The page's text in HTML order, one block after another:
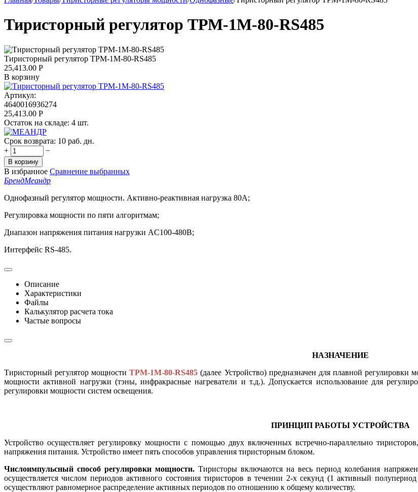
Тиристорный регулятор ТРМ-1М-80-RS485
Тиристорный регулятор ТРМ-1М-80-RS485
25,413.00 Р
В корзину
Артикул:
4640016936274
25,413.00 Р
Остаток на складе: 4 шт.
Срок возврата: 10 раб. дн.
+
−
В корзину
В избранное Сравнение выбранных
БрендМеандр
Однофазный регулятор мощности. Активно-реактивная нагрузка 80А;
Регулировка мощности по пяти алгоритмам;
Диапазон напряжения питания нагрузки AC100-480В;
Интерфейс RS-485.
Описание
Характеристики
Файлы
Калькулятор расчета тока
Частые вопросы
НАЗНАЧЕНИЕ
Тиристорный регулятор мощностиТРМ-1М-80-RS485 (далее Устройство) предназначен для плавной
мощности активной нагрузки (тэны, инфракрасные нагреватели и т.д.). Допускается использование для
регулировки мощности систем освещения.
ПРИНЦИП РАБОТЫ УСТРОЙСТВА
Устройство осуществляет регулировку мощности с помощью двух включенных встречно-параллельно
напряжения питания. Устройство имеет пять способов управления тиристорным блоком.
Числоимпульсный способ регулировки мощности. Тиристоры включаются на весь период колебания
осуществляется числом периодов активного состояния тиристоров в течении 2-х секунд (1 активный
осуществляют равномерное распределение активных периодов по отношению к общему количеству.